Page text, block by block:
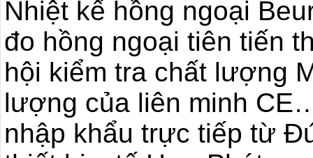
Nhiệt kế hồng ngoại
đo hồng ngoại tiên tiến
hội kiểm tra chất lượng
lượng của liên minh
nhập khẩu trực tiếp từ